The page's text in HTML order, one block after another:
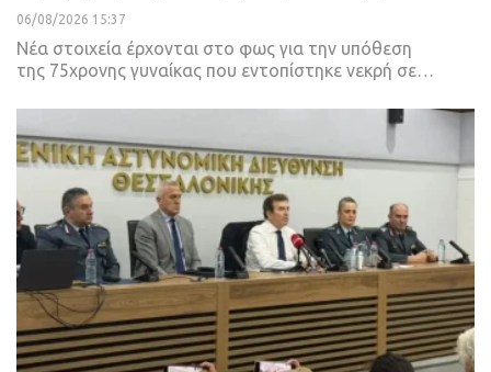
06/08/2026 15:37
Νέα στοιχεία έρχονται στο φως για την υπόθεση
της 75χρονης γυναίκας που εντοπίστηκε νεκρή σε…